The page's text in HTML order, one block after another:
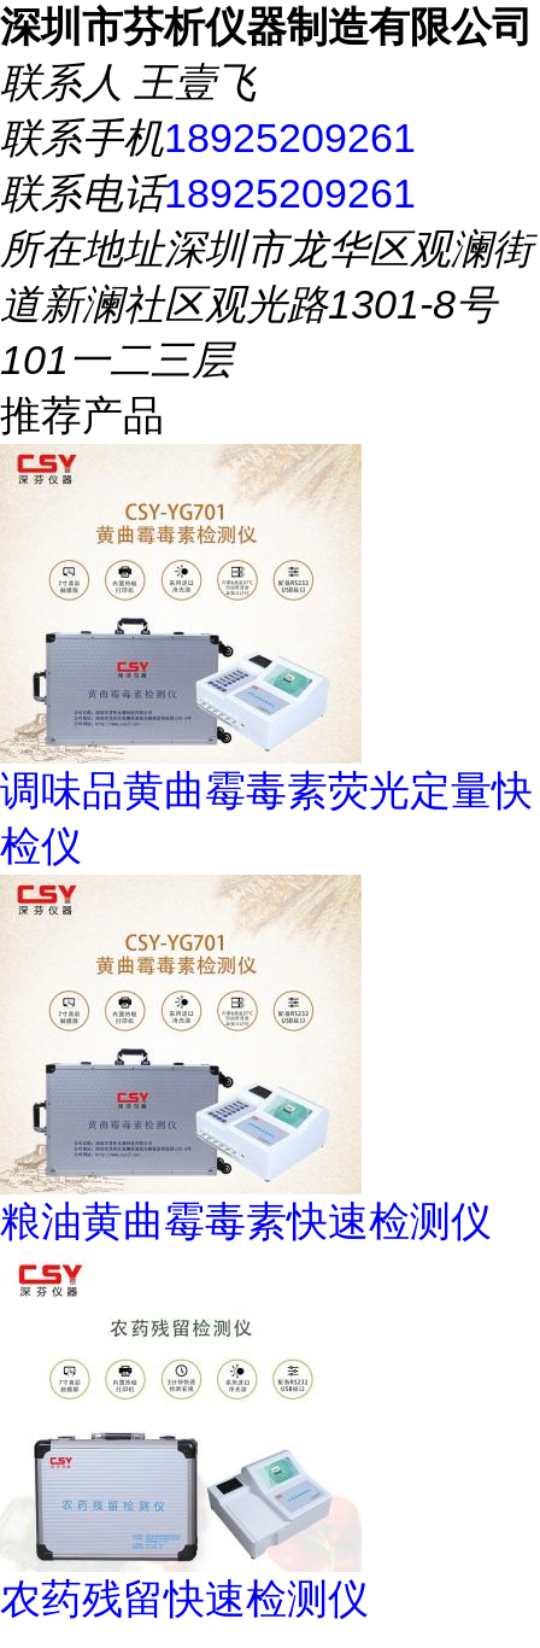
深圳市芬析仪器制造有限公司
联系人 王壹飞
联系手机18925209261
联系电话18925209261
所在地址深圳市龙华区观澜街
道新澜社区观光路1301-8号
101一二三层
推荐产品
调味品黄曲霉毒素荧光定量快
检仪
粮油黄曲霉毒素快速检测仪
农药残留快速检测仪